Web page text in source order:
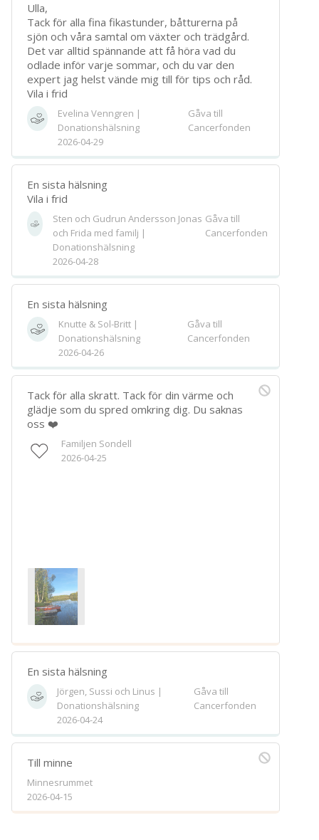
Ulla,
Tack för alla fina fikastunder, båtturerna på
sjön och våra samtal om växter och trädgård.
Det var alltid spännande att få höra vad du
odlade inför varje sommar, och du var den
expert jag helst vände mig till för tips och råd.
Vila i frid
Evelina Venngren |
Donationshälsning
2026-04-29
Gåva till
Cancerfonden
En sista hälsning
Vila i frid
Sten och Gudrun Andersson Jonas
och Frida med familj |
Donationshälsning
2026-04-28
Gåva till
Cancerfonden
En sista hälsning
Knutte & Sol-Britt |
Donationshälsning
2026-04-26
Gåva till
Cancerfonden
Tack för alla skratt. Tack för din värme och
glädje som du spred omkring dig. Du saknas
oss ❤️
Familjen Sondell
2026-04-25
En sista hälsning
Jörgen, Sussi och Linus |
Donationshälsning
2026-04-24
Gåva till
Cancerfonden
Till minne
Minnesrummet
2026-04-15